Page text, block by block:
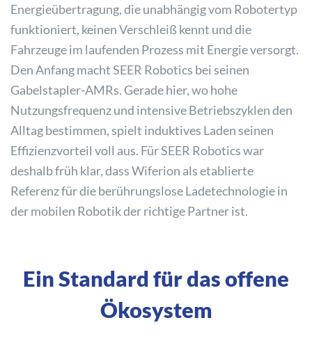
Energieübertragung, die unabhängig vom Robotertyp
funktioniert, keinen Verschleiß kennt und die
Fahrzeuge im laufenden Prozess mit Energie versorgt.
Den Anfang macht SEER Robotics bei seinen
Gabelstapler-AMRs. Gerade hier, wo hohe
Nutzungsfrequenz und intensive Betriebszyklen den
Alltag bestimmen, spielt induktives Laden seinen
Effizienzvorteil voll aus. Für SEER Robotics war
deshalb früh klar, dass Wiferion als etablierte
Referenz für die berührungslose Ladetechnologie in
der mobilen Robotik der richtige Partner ist.
Ein Standard für das offene
Ökosystem